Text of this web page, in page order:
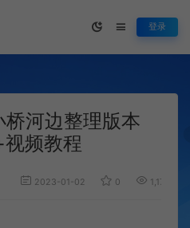
登录
河边整理版本
频教程
2023-01-02 0 1,179